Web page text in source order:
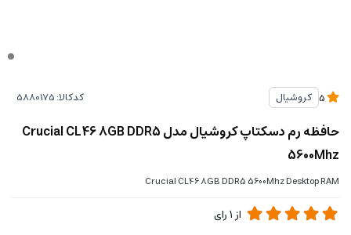
کروشیال کدکالا:
حافظه رم دسکتاپ کروشیال مدل Crucial CL46 8GB DDR5
5600Mhz
Crucial CL46 8GB DDR5 5600Mhz Desktop RAM
از 1رای